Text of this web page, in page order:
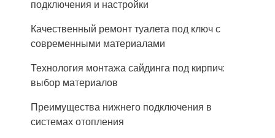
подключения и настройки
Качественный ремонт туалета под ключ с
современными материалами
Технология монтажа сайдинга под кирпич:
выбор материалов
Преимущества нижнего подключения в
системах отопления